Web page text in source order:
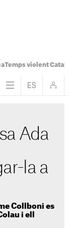
Temps violent
Ada
la a
Collboni es
i ell